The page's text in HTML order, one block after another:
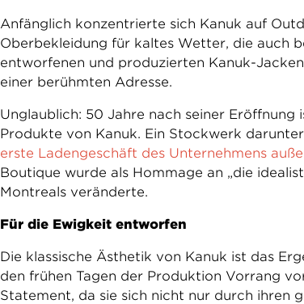
Anfänglich konzentrierte sich Kanuk auf
Oberbekleidung für kaltes Wetter, die auch
entworfenen und produzierten Kanuk-
einer berühmten Adresse.
Unglaublich: 50 Jahre nach seiner
Produkte von Kanuk. Ein Stockwerk
erste Ladengeschäft des Unternehmens
Boutique wurde als Hommage an „die
Montreals veränderte.
Für die Ewigkeit entworfen
Die klassische Ästhetik von Kanuk ist das
den frühen Tagen der Produktion Vorrang
Statement, da sie sich nicht nur durch ihren